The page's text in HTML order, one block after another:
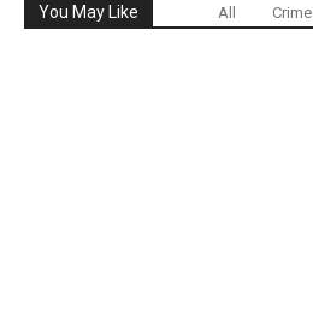
You May Like All Crime